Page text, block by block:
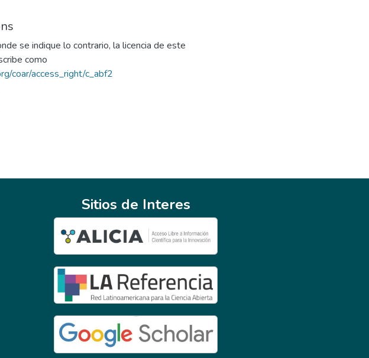
se indique lo contrario, la licencia de este
como
coar/access_right/c_abf2
Sitios de Interes